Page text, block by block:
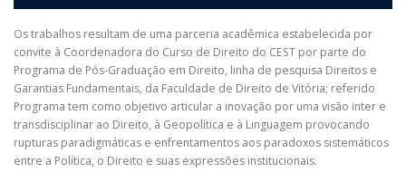
Os trabalhos resultam de uma parceria acadêmica estabelecida por
convite à Coordenadora do Curso de Direito do CEST por parte do
Programa de Pós-Graduação em Direito, linha de pesquisa Direitos e
Garantias Fundamentais, da Faculdade de Direito de Vitória; referido
Programa tem como objetivo articular a inovação por uma visão inter e
transdisciplinar ao Direito, à Geopolítica e à Linguagem provocando
rupturas paradigmáticas e enfrentamentos aos paradoxos sistemáticos
entre a Política, o Direito e suas expressões institucionais.